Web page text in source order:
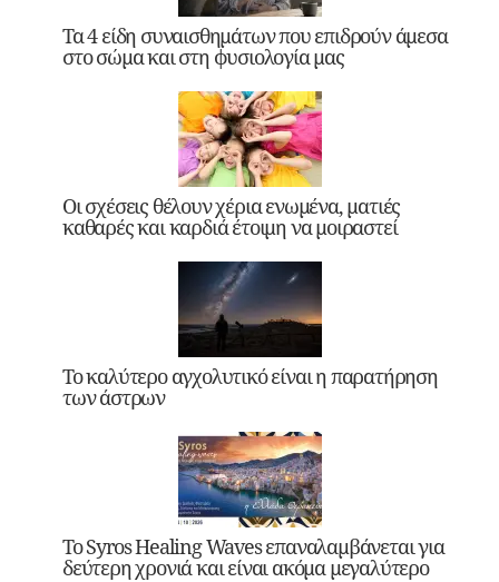
Τα 4 είδη συναισθημάτων που επιδρούν άμεσα
στο σώμα και στη φυσιολογία μας
Οι σχέσεις θέλουν χέρια ενωμένα, ματιές
καθαρές και καρδιά έτοιμη να μοιραστεί
Το καλύτερο αγχολυτικό είναι η παρατήρηση
των άστρων
Το Syros Healing Waves επαναλαμβάνεται για
δεύτερη χρονιά και είναι ακόμα μεγαλύτερο